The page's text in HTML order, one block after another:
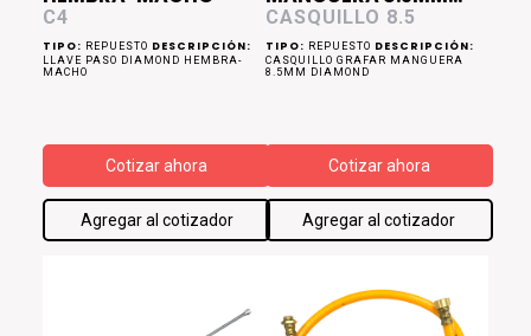
C4
TIPO: REPUESTO DESCRIPCIÓN:
LLAVE PASO DIAMOND HEMBRA-
MACHO
Cotizar ahora
Agregar al cotizador
DIAMOND
CASQUILLO 8.5
TIPO: REPUESTO DESCRIPCIÓN:
CASQUILLO GRAFAR MANGUERA
8.5MM DIAMOND
Cotizar ahora
Agregar al cotizador